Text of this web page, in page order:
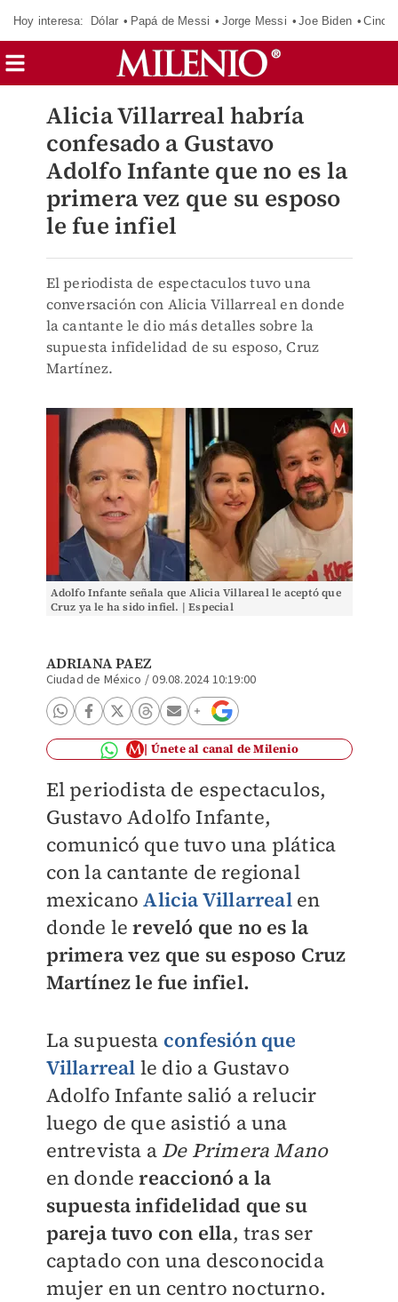
Hoy interesa: Dólar Papá de Messi Jorge Messi Joe Biden
Alicia Villarreal habría
confesado a Gustavo
Adolfo Infante que no es la
primera vez que su esposo
le fue infiel
El periodista de espectaculos tuvo una
conversación con Alicia Villarreal en donde
la cantante le dio más detalles sobre la
supuesta infidelidad de su esposo, Cruz
Martínez.
Adolfo Infante señala que Alicia Villareal le aceptó que
Cruz ya le ha sido infiel. | Especial
ADRIANA PAEZ
Ciudad de México /09.08.2024 10:19:00
Únete al canal de Milenio
El periodista de espectaculos,
Gustavo Adolfo Infante,
comunicó que tuvo una plática
con la cantante de regional
mexicanoAlicia Villarrealen
donde le reveló que no es la
primera vez que su esposo Cruz
Martínez le fue infiel.
La supuesta confesión que
Villarreal le dio a Gustavo
Adolfo Infante salió a relucir
luego de que asistió a una
entrevista a De Primera Mano
en dondereaccionó a la
supuesta infidelidad que su
pareja tuvo con ella, tras ser
captado con una desconocida
mujer en un centro nocturno.